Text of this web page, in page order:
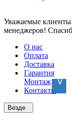
Уважаемые
менеджеров!
О нас
Оплата
Доставка
Гарантия
Монтаж
Контакты
Везде